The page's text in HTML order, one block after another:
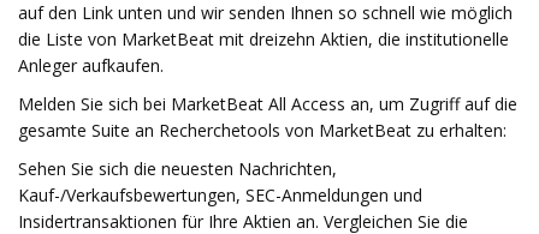
auf den Link unten und wir senden Ihnen so schnell wie möglich
die Liste von MarketBeat mit dreizehn Aktien, die institutionelle
Anleger aufkaufen.
Melden Sie sich bei MarketBeat All Access an, um Zugriff auf die
gesamte Suite an Recherchetools von MarketBeat zu erhalten:
Sehen Sie sich die neuesten Nachrichten,
Kauf-/Verkaufsbewertungen, SEC-Anmeldungen und
Insidertransaktionen für Ihre Aktien an. Vergleichen Sie die